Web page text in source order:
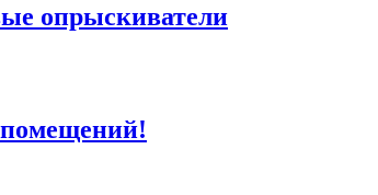
опрыскиватели
помещений!